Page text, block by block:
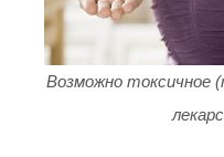
Возможно токсичное